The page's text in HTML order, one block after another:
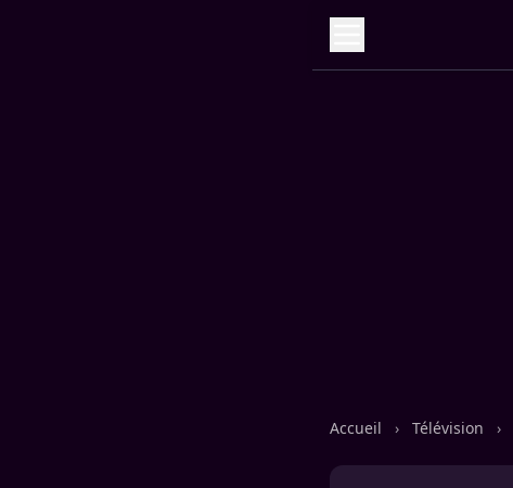
Accueil › Télévision ›